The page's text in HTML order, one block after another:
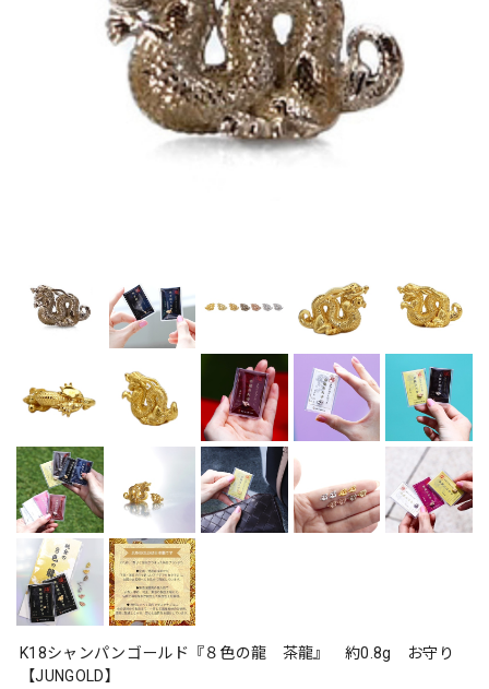
K18シャンパンゴールド『８色の龍 茶龍』 約0.8g お守り
【JUNGOLD】